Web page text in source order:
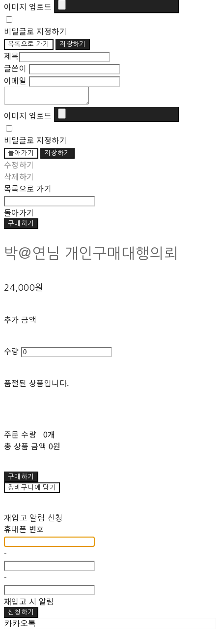
이미지 업로드
비밀글로 지정하기
목록으로 가기 저장하기
제목
글쓴이
이메일
이미지 업로드
비밀글로 지정하기
돌아가기 저장하기
수정하기
삭제하기
목록으로 가기
돌아가기
구매하기
박@연님 개인구매대행의뢰
24,000원
추가 금액
수량
품절된 상품입니다.
주문 수량 0개
총 상품 금액 0원
구매하기
장바구니에 담기
재입고 알림 신청
휴대폰 번호
-
-
재입고 시 알림
신청하기
카카오톡